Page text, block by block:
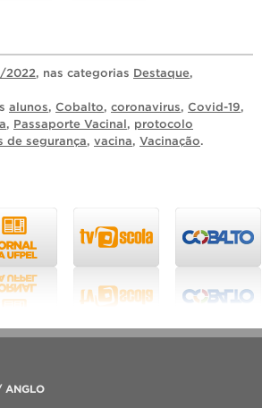
2022, nas categorias Destaque,
alunos, Cobalto, coronavirus, Covid-19,
, Passaporte Vacinal, protocolo
de segurança, vacina, Vacinação.
ANGLO